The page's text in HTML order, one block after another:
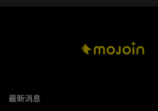
最新消息